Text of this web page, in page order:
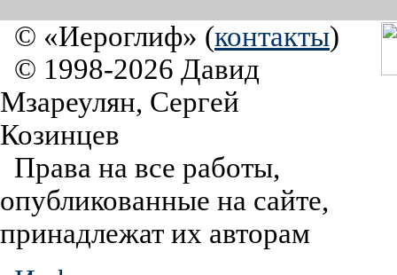
© «Иероглиф» (контакты)
© 1998-2026 Давид
Мзареулян, Сергей
Козинцев
Права на все работы,
опубликованные на сайте,
принадлежат их авторам